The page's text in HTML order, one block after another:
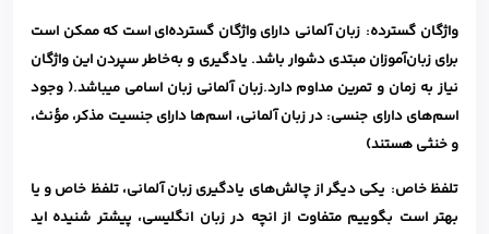
واژگان گسترده: زبان آلمانی دارای واژگان گسترده‌ای است که ممکن است
برای زبان‌آموزان مبتدی دشوار باشد. یادگیری و به‌خاطر سپردن این واژگان
نیاز به زمان و تمرین مداوم دارد.زبان آلمانی زبان اسامی میباشد.( وجود
اسم‌های دارای جنسی: در زبان آلمانی، اسم‌ها دارای جنسیت مذکر، مؤنث،
و خنثی هستند)
تلفظ خاص: یکی دیگر از چالش‌های یادگیری زبان آلمانی، تلفظ خاص و یا
بهتر است بگوییم متفاوت از انچه در زبان انگلیسی، پیشتر شنیده اید